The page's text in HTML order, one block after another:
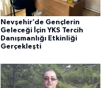
Nevşehir’de Gençlerin
Geleceği İçin YKS Tercih
Danışmanlığı Etkinliği
Gerçekleşti